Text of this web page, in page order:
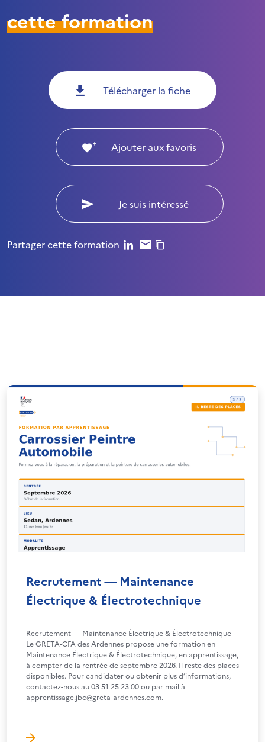
cette formation
Télécharger la fiche
Ajouter aux favoris
Je suis intéressé
Partager cette formation
Recrutement — Maintenance
Électrique & Électrotechnique
Recrutement — Maintenance Électrique & Électrotechnique
Le GRETA-CFA des Ardennes propose une formation en
Maintenance Électrique & Électrotechnique, en apprentissage,
à compter de la rentrée de septembre 2026. Il reste des places
disponibles. Pour candidater ou obtenir plus d’informations,
contactez-nous au 03 51 25 23 00 ou par mail à
apprentissage.jbc@greta-ardennes.com.